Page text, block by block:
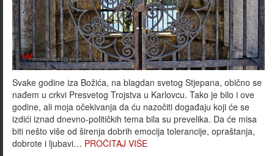
Svake godine iza Božića, na blagdan svetog Stjepana, obično se
nađem u crkvi Presvetog Trojstva u Karlovcu. Tako je bilo i ove
godine, ali moja očekivanja da ću nazočiti događaju koji će se
izdići iznad dnevno-političkih tema bila su prevelika. Da će misa
biti nešto više od širenja dobrih emocija tolerancije, opraštanja,
dobrote i ljubavi… PROČITAJ VIŠE